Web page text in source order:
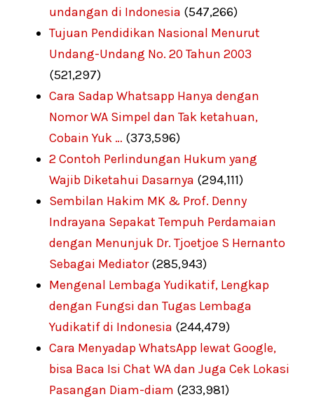
undangan di Indonesia (547,266)
Tujuan Pendidikan Nasional Menurut
Undang-Undang No. 20 Tahun 2003
(521,297)
Cara Sadap Whatsapp Hanya dengan
Nomor WA Simpel dan Tak ketahuan,
Cobain Yuk … (373,596)
2 Contoh Perlindungan Hukum yang
Wajib Diketahui Dasarnya (294,111)
Sembilan Hakim MK & Prof. Denny
Indrayana Sepakat Tempuh Perdamaian
dengan Menunjuk Dr. Tjoetjoe S Hernanto
Sebagai Mediator (285,943)
Mengenal Lembaga Yudikatif, Lengkap
dengan Fungsi dan Tugas Lembaga
Yudikatif di Indonesia (244,479)
Cara Menyadap WhatsApp lewat Google,
bisa Baca Isi Chat WA dan Juga Cek Lokasi
Pasangan Diam-diam (233,981)